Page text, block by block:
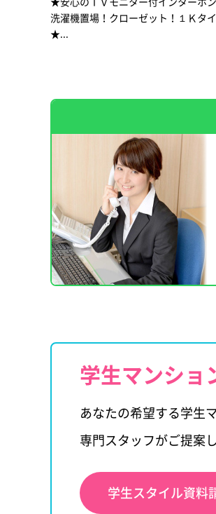
洗濯機置場！クローゼット！１Ｋタ
★...
学生マンショ
あなたの希望する学生
専門スタッフがご提案し
学生スタイル資料